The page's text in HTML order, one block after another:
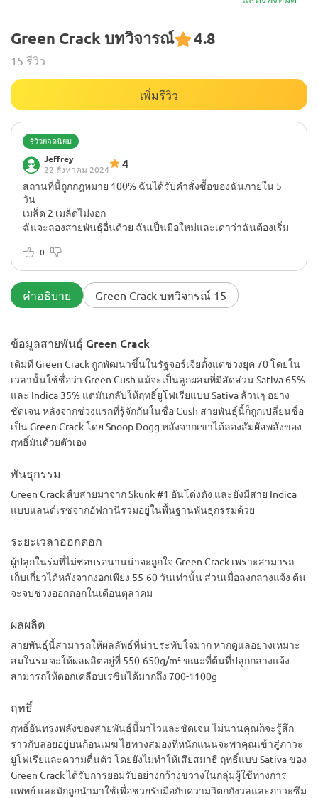
Green Crack บทวิจารณ์ 4.8
15 รีวิว
เพิ่มรีวิว
รีวิวยอดนิยม
Jeffrey
22 สิงหาคม 2024
4
สถานที่นี้ถูกกฎหมาย 100% ฉันได้รับคำสั่งซื้อของฉันภายใน 5
วัน
เมล็ด 2 เมล็ดไม่งอก
ฉันจะลองสายพันธุ์อื่นด้วย ฉันเป็นมือใหม่และเดาว่าฉันต้องเริ่ม
0
คำอธิบาย Green Crack บทวิจารณ์ 15
ข้อมูลสายพันธุ์ Green Crack
เดิมที Green Crack ถูกพัฒนาขึ้นในรัฐจอร์เจียตั้งแต่ช่วงยุค 70 โดยใน
เวลานั้นใช้ชื่อว่า Green Cush แม้จะเป็นลูกผสมที่มีสัดส่วน Sativa 65%
และ Indica 35% แต่มันกลับให้ฤทธิ์ยูโฟเรียแบบ Sativa ล้วนๆ อย่าง
ชัดเจน หลังจากช่วงแรกที่รู้จักกันในชื่อ Cush สายพันธุ์นี้ก็ถูกเปลี่ยนชื่อ
เป็น Green Crack โดย Snoop Dogg หลังจากเขาได้ลองสัมผัสพลังของ
ฤทธิ์มันด้วยตัวเอง
พันธุกรรม
Green Crack สืบสายมาจาก Skunk #1 อันโด่งดัง และยังมีสาย Indica
แบบแลนด์เรซจากอัฟกานีรวมอยู่ในพื้นฐานพันธุกรรมด้วย
ระยะเวลาออกดอก
ผู้ปลูกในร่มที่ไม่ชอบรอนานน่าจะถูกใจ Green Crack เพราะสามารถ
เก็บเกี่ยวได้หลังจากงอกเพียง 55-60 วันเท่านั้น ส่วนเมื่อลงกลางแจ้ง ต้น
จะจบช่วงออกดอกในเดือนตุลาคม
ผลผลิต
สายพันธุ์นี้สามารถให้ผลลัพธ์ที่น่าประทับใจมาก หากดูแลอย่างเหมาะ
สมในร่ม จะให้ผลผลิตอยู่ที่ 550-650g/m² ขณะที่ต้นที่ปลูกกลางแจ้ง
สามารถให้ดอกเคลือบเรซินได้มากถึง 700-1100g
ฤทธิ์
ฤทธิ์อันทรงพลังของสายพันธุ์นี้มาไวและชัดเจน ไม่นานคุณก็จะรู้สึก
ราวกับลอยอยู่บนก้อนเมฆ ไฮทางสมองที่หนักแน่นจะพาคุณเข้าสู่ภาวะ
ยูโฟเรียและความตื่นตัว โดยยังไม่ทำให้เสียสมาธิ ฤทธิ์แบบ Sativa ของ
Green Crack ได้รับการยอมรับอย่างกว้างขวางในกลุ่มผู้ใช้ทางการ
แพทย์ และมักถูกนำมาใช้เพื่อช่วยรับมือกับความวิตกกังวลและภาวะซึม